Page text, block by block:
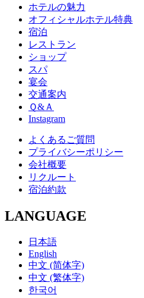
ホテルの魅力
オフィシャルホテル特典
宿泊
レストラン
ショップ
スパ
宴会
交通案内
Ｑ&Ａ
Instagram
よくあるご質問
プライバシーポリシー
会社概要
リクルート
宿泊約款
LANGUAGE
日本語
English
中文 (简体字)
中文 (繁体字)
한국어